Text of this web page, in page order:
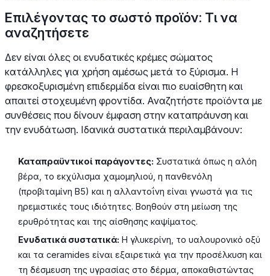
Επιλέγοντας το σωστό προϊόν: Τι να
αναζητήσετε
Δεν είναι όλες οι ενυδατικές κρέμες σώματος
κατάλληλες για χρήση αμέσως μετά το ξύρισμα. Η
φρεσκοξυρισμένη επιδερμίδα είναι πιο ευαίσθητη και
απαιτεί στοχευμένη φροντίδα. Αναζητήστε προϊόντα με
συνθέσεις που δίνουν έμφαση στην καταπράυνση και
την ενυδάτωση. Ιδανικά συστατικά περιλαμβάνουν:
Καταπραϋντικοί παράγοντες: Συστατικά όπως η αλόη
βέρα, το εκχύλισμα χαμομηλιού, η πανθενόλη
(προβιταμίνη Β5) και η αλλαντοΐνη είναι γνωστά για τις
ηρεμιστικές τους ιδιότητες. Βοηθούν στη μείωση της
ερυθρότητας και της αίσθησης καψίματος.
Ενυδατικά συστατικά: Η γλυκερίνη, το υαλουρονικό οξύ
και τα ceramides είναι εξαιρετικά για την προσέλκυση και
τη δέσμευση της υγρασίας στο δέρμα, αποκαθιστώντας